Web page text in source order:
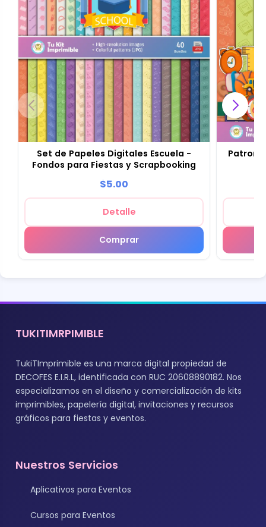
Set de Papeles Digitales Escuela -
Fondos para Fiestas y Scrapbooking
$5.00
Detalle
Comprar
TUKITIMRPIMIBLE
TukiTImprimible es una marca digital propiedad de
DECOFES E.I.R.L, identificada con RUC 20608890182. Nos
especializamos en el diseño y comercialización de kits
imprimibles, papelería digital, invitaciones y recursos
gráficos para fiestas y eventos.
Nuestros Servicios
Aplicativos para Eventos
Cursos para Eventos